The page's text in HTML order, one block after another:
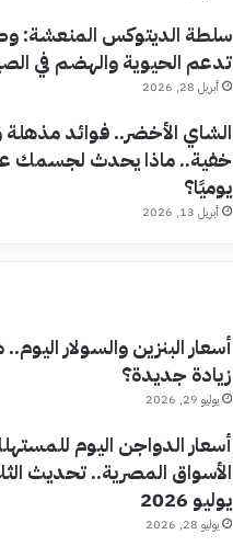
سلطة الديتوكس المنعشة:
تدعم الحيوية والهضم في
أبريل 28, 2026
الشاي الأخضر.. فوائد مذهلة
خفية.. ماذا يحدث لجسمك
يوميًا؟
أبريل 13, 2026
أسعار البنزين والسولار
زيادة جديدة؟
يوليو 29, 2026
أسعار الدواجن اليوم
يوليو 2026
يوليو 28, 2026